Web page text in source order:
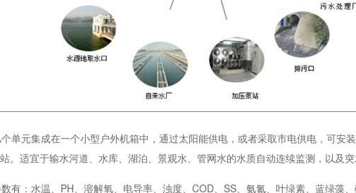
单元集成在一个小型户外机箱中，通过太阳能供电，或者采取市电供电，可安
。适宜于输水河道、水库、湖泊、景观水、管网水的水质自动连续监测，以及突
有： 水温、 PH、溶解氧、电导率、浊度、COD、SS、氨氮、叶绿素、蓝绿藻